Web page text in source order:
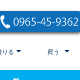
りる 買う